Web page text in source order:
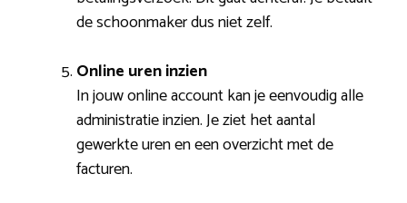
de schoonmaker dus niet zelf.
Online uren inzien
In jouw online account kan je eenvoudig alle
administratie inzien. Je ziet het aantal
gewerkte uren en een overzicht met de
facturen.